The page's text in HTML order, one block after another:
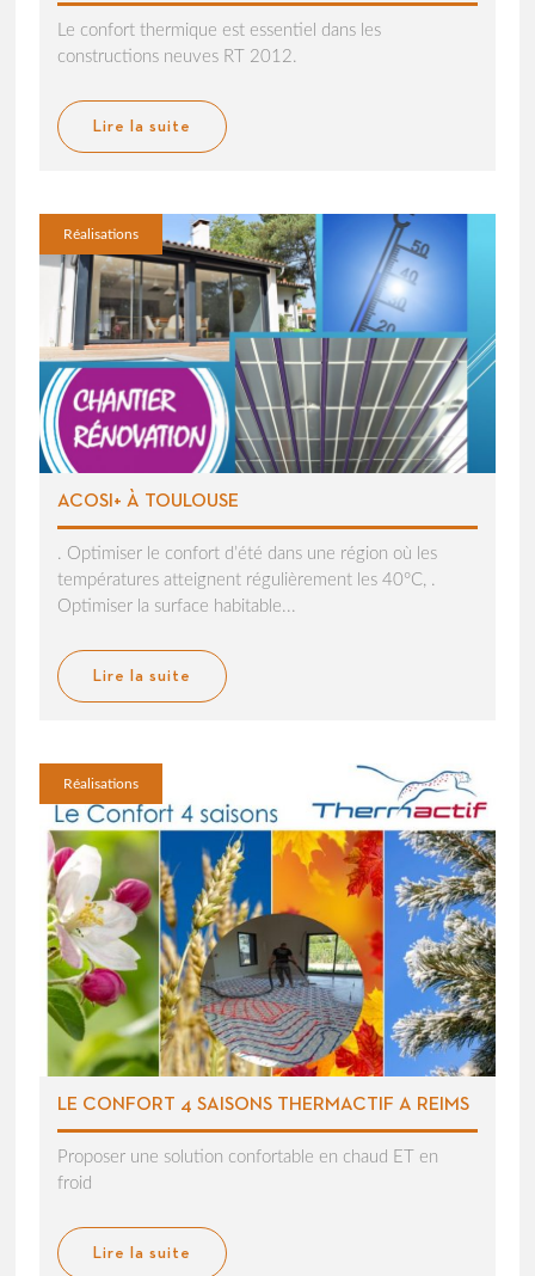
Le confort thermique est essentiel dans les
constructions neuves RT 2012.
Lire la suite
Réalisations
ACOSI+ À TOULOUSE
. Optimiser le confort d’été dans une région où les
températures atteignent régulièrement les 40°C, .
Optimiser la surface habitable...
Lire la suite
Réalisations
LE CONFORT 4 SAISONS THERMACTIF A REIMS
Proposer une solution confortable en chaud ET en
froid
Lire la suite